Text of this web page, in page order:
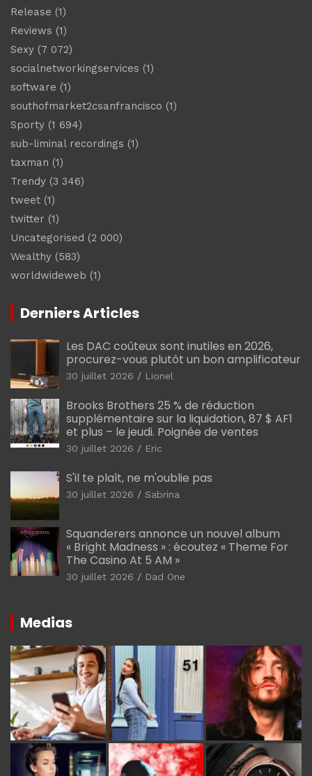
Release (1)
Reviews (1)
Sexy (7 072)
socialnetworkingservices (1)
software (1)
southofmarket2csanfrancisco (1)
Sporty (1 694)
sub-liminal recordings (1)
taxman (1)
Trendy (3 346)
tweet (1)
twitter (1)
Uncategorised (2 000)
Wealthy (583)
worldwideweb (1)
Derniers Articles
Les DAC coûteux sont inutiles en 2026,
procurez-vous plutôt un bon amplificateur
30 juillet 2026 Lionel
Brooks Brothers 25 % de réduction
supplémentaire sur la liquidation, 87 $ AF1
et plus – le jeudi. Poignée de ventes
30 juillet 2026 Eric
S'il te plaît, ne m'oublie pas
30 juillet 2026 Sabrina
Squanderers annonce un nouvel album
« Bright Madness » : écoutez « Theme For
The Casino At 5 AM »
30 juillet 2026 Dad One
Medias